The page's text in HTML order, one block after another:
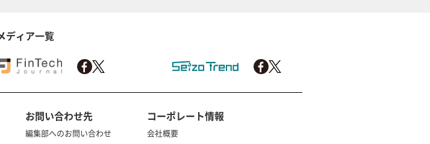
ディア一覧
お問い合わせ先
編集部へのお問い合わせ
コーポレート情報
会社概要